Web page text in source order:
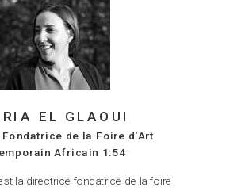
EL GLAOUI
de la Foire d'Art
Africain 1:54
la directrice fondatrice de la foire